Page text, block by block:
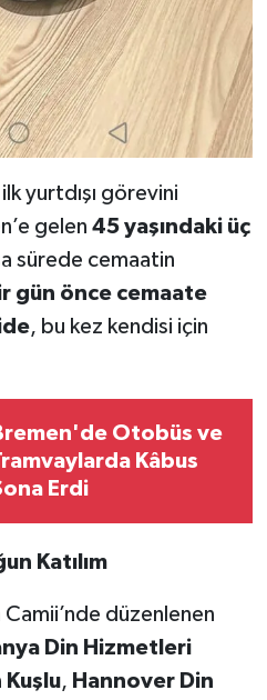
yurtdışı görevini
gelen 45 yaşındaki üç
sürede cemaatin
gün önce cemaate
, bu kez kendisi için
Otobüs ve
Kâbus
Erdi
Katılım
düzenlenen
Din Hizmetleri
, Hannover Din